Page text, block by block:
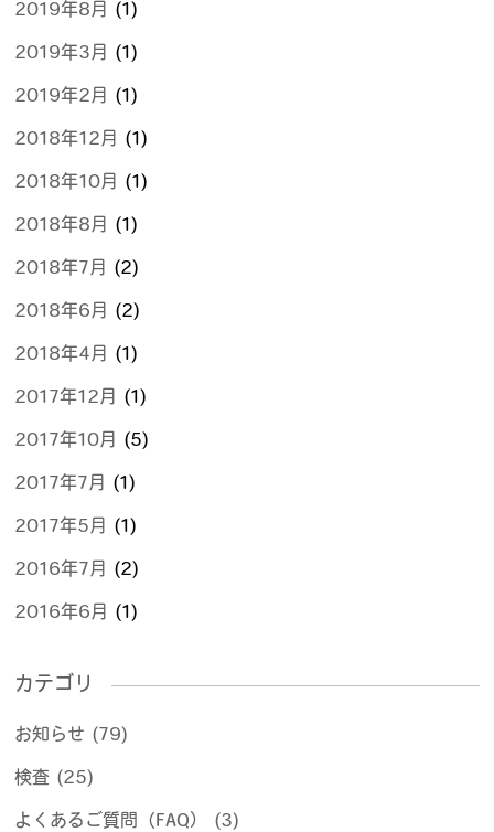
2019年8月 (1)
2019年3月 (1)
2019年2月 (1)
2018年12月 (1)
2018年10月 (1)
2018年8月 (1)
2018年7月 (2)
2018年6月 (2)
2018年4月 (1)
2017年12月 (1)
2017年10月 (5)
2017年7月 (1)
2017年5月 (1)
2016年7月 (2)
2016年6月 (1)
カテゴリ
お知らせ (79)
検査 (25)
よくあるご質問（FAQ） (3)